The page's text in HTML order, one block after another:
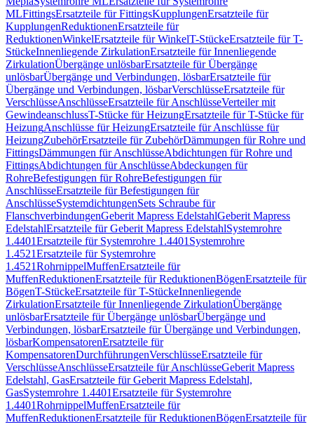
MLFittingsErsatzteile für FittingsKupplungenErsatzteile für
KupplungenReduktionenErsatzteile für
ReduktionenWinkelErsatzteile für WinkelT-StückeErsatzteile für T-
StückeInnenliegende ZirkulationErsatzteile für Innenliegende
ZirkulationÜbergänge unlösbarErsatzteile für Übergänge
unlösbarÜbergänge und Verbindungen, lösbarErsatzteile für
Übergänge und Verbindungen, lösbarVerschlüsseErsatzteile für
VerschlüsseAnschlüsseErsatzteile für AnschlüsseVerteiler mit
GewindeanschlussT-Stücke für HeizungErsatzteile für T-Stücke für
HeizungAnschlüsse für HeizungErsatzteile für Anschlüsse für
HeizungZubehörErsatzteile für ZubehörDämmungen für Rohre und
FittingsDämmungen für AnschlüsseAbdichtungen für Rohre und
FittingsAbdichtungen für AnschlüsseAbdeckungen für
RohreBefestigungen für RohreBefestigungen für
AnschlüsseErsatzteile für Befestigungen für
AnschlüsseSystemdichtungenSets Schraube für
FlanschverbindungenGeberit Mapress EdelstahlGeberit Mapress
EdelstahlErsatzteile für Geberit Mapress EdelstahlSystemrohre
1.4401Ersatzteile für Systemrohre 1.4401 Systemrohre
1.4521Ersatzteile für Systemrohre
1.4521RohrnippelMuffenErsatzteile für
MuffenReduktionenErsatzteile für ReduktionenBögenErsatzteile für
BögenT-StückeErsatzteile für T-StückeInnenliegende
ZirkulationErsatzteile für Innenliegende ZirkulationÜbergänge
unlösbarErsatzteile für Übergänge unlösbarÜbergänge und
Verbindungen, lösbarErsatzteile für Übergänge und Verbindungen,
lösbarKompensatorenErsatzteile für
KompensatorenDurchführungenVerschlüsseErsatzteile für
VerschlüsseAnschlüsseErsatzteile für AnschlüsseGeberit Mapress
Edelstahl, GasErsatzteile für Geberit Mapress Edelstahl,
GasSystemrohre 1.4401Ersatzteile für Systemrohre
1.4401RohrnippelMuffenErsatzteile für
MuffenReduktionenErsatzteile für ReduktionenBögenErsatzteile für